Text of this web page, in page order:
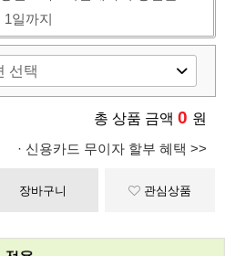
1일까지
총 상품 금액 0 원
· 신용카드 무이자 할부 혜택 >>
장바구니 관심상품